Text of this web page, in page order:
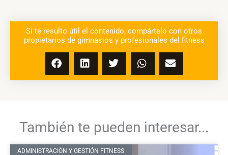
Si te resulto útil el contenido, compártelo con otros
propietarios de gimnasios y profesionales del fitness
También te pueden interesar...
ADMINISTRACIÓN Y GESTIÓN FITNESS